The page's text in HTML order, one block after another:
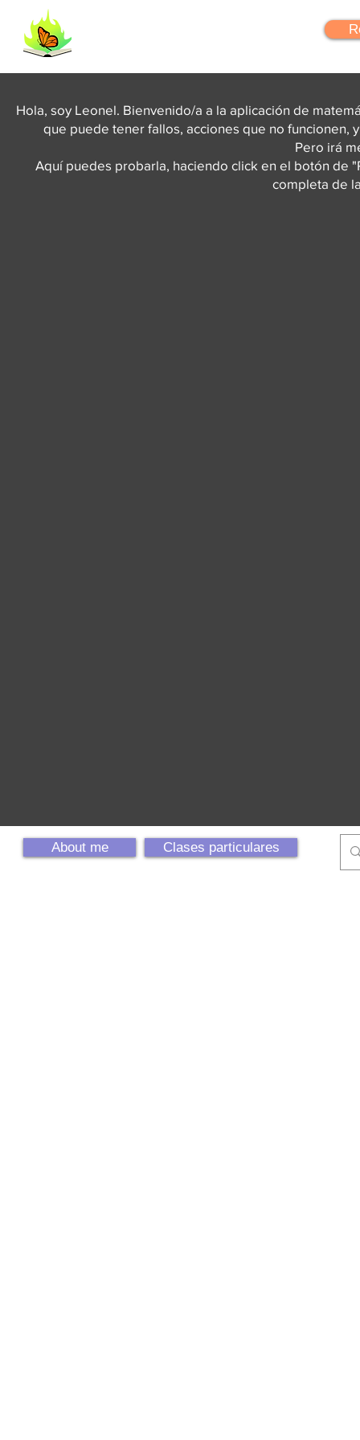
Hola, soy Leonel. Bienvenido/a a la aplicación de
que puede tener fallos, acciones que no funcionen,
Pero irá
Aquí puedes probarla, haciendo click en el botón de
completa de
About me Clases particulares